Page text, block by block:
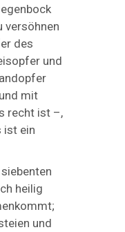
versöhnen
des
und
mit
recht ist –,
ist ein
heilig
und